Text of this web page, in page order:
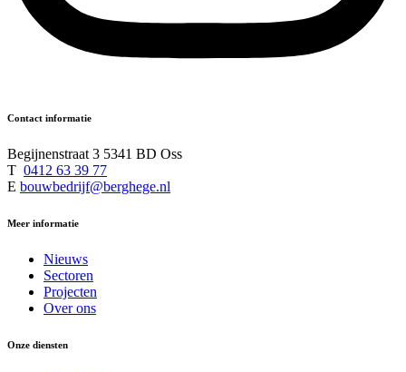
Contact informatie
Begijnenstraat 3 5341 BD Oss
T 0412 63 39 77
E bouwbedrijf@berghege.nl
Meer informatie
Nieuws
Sectoren
Projecten
Over ons
Onze diensten